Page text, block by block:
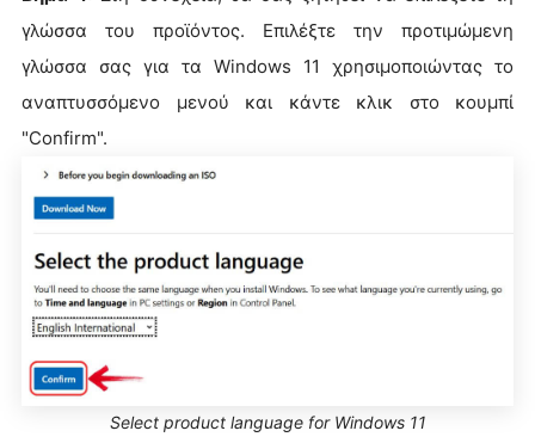
γλώσσα του προϊόντος. Επιλέξτε την προτιμώμενη
γλώσσα σας για τα Windows 11 χρησιμοποιώντας το
αναπτυσσόμενο μενού και κάντε κλικ στο κουμπί
"Confirm".
Select product language for Windows 11